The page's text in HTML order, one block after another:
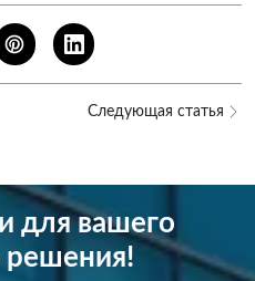
Следующая статья
для вашего
решения!